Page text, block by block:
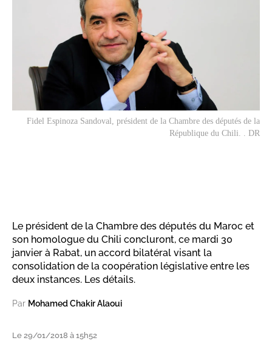
Fidel Espinoza Sandoval, président de la Chambre des députés de la
République du Chili. . DR
Le président de la Chambre des députés du Maroc et
son homologue du Chili concluront, ce mardi 30
janvier à Rabat, un accord bilatéral visant la
consolidation de la coopération législative entre les
deux instances. Les détails.
Par Mohamed Chakir Alaoui
Le 29/01/2018 à 15h52